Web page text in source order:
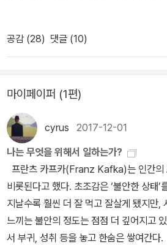
거한다. 재화나 서비스를 생산하지 않고서
쟁을 회피하면서 얻는 초과 이익을 가리
경쟁을 도모하는 방식으로 추구되는 이윤
행위란 독점적 특혜나 특권을 통해 이익
다. 미국 유타 대학교 경제학과 명예교
‘보이지 않는 발’이라고 일컬었다. 공정한
성되어 다수에게 이익을 준다는 애덤 스미
와 상반되는 이 현상을 기발하게 개념화한 것이다. 지속
의 조건2: 외주화 국가의 개입을 최소화하면서 국가 간 자유경쟁을
추구하는 신자유주의는 기업과 개인을 무
자유주의 아래에서는 성공이나 실패가 전
시장 경제를 외치지만 정작 자유 시장 경
한 경쟁 관계를 인정하려 들지 않는다. 불
게 여긴다. 우리나라 경제가 소수 재벌 ·
층 · 노년층의 생존이 벼랑 끝에 몰리는 한
계’의 문제점이 발생한다. 갑과 을은 불균
다. 갑은 권력자, 을은 종속자다. 우리나라
소기업이다. 갑이 원청업체라면 을은 하청
정하고 자유로운 경쟁’을 보장하며 불공
된 공정거래위원회는 갑과 을의 동등한
이 을을 대등한 계약의 당사자로 보지 않
는 상대로 여기는 사회에서 시장 경제 체
다. 몇 년 전 우리 사회의 화두였던 경제민
공감 (28) 댓글 (10)
마이페이퍼 (1편)
cyrus 2017-12-01
나는 무엇을 위해서 일하는가?
프란츠 카프카(Franz Kafka)는 인간의
비롯된다고 했다. 초조감은 ‘불안한 상태’
지날수록 훨씬 더 잘 먹고 잘살게 됐지만,
느끼는 불안의 정도는 점점 더 깊어지고
서 부귀, 성취 등을 놓고 한숨은 쌓여간다.